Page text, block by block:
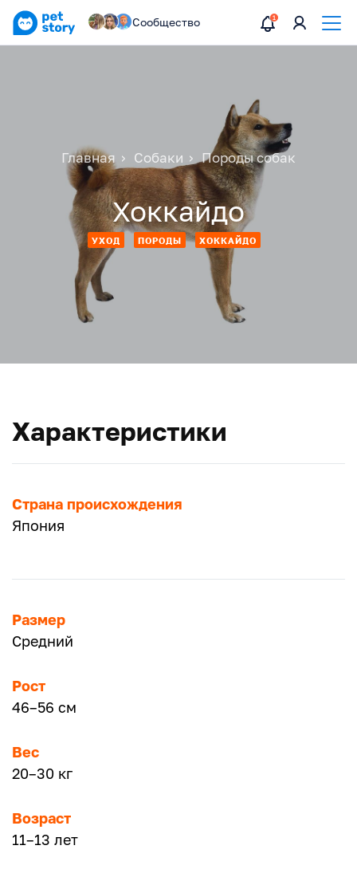
Сообщество
Главная Собаки Породы собак
Хоккайдо
УХОД ПОРОДЫ ХОККАЙДО
Характеристики
Страна происхождения
Япония
Размер
Средний
Рост
46–56 см
Вес
20–30 кг
Возраст
11–13 лет